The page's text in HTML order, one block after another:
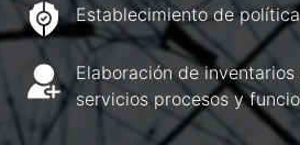
Establecimiento de
Elaboración de
servicios procesos y